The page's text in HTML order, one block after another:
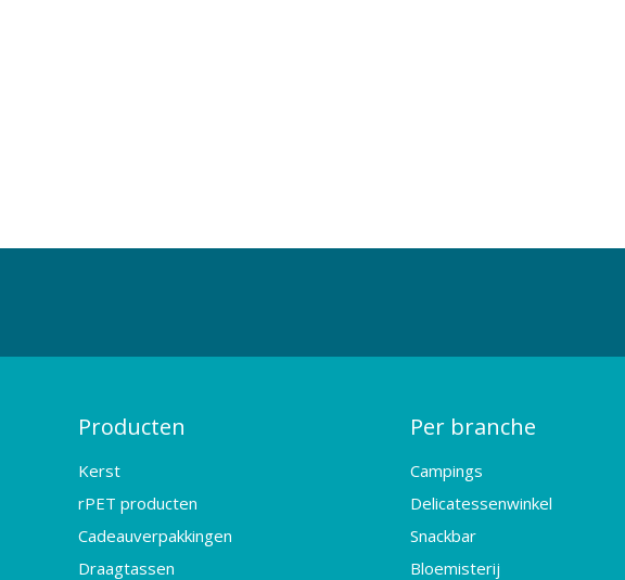
Producten
Kerst
rPET producten
Cadeauverpakkingen
Draagtassen
Per branche
Campings
Delicatessenwinkel
Snackbar
Bloemisterij